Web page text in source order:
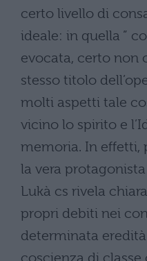
certo livello di
ideale: in quella ”
evocata, certo non
stesso titolo
molti aspetti tale
vicino lo spirito e
memoria. In effetti,
la vera
Lukà cs rivela
propri debiti nei
determinata